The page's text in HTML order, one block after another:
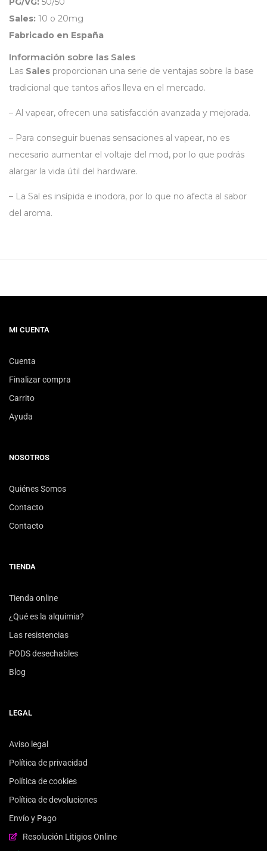
Sales: 10 o 20mg
Fabricado en España
Información sobre las Sales
Las Sales proporcionan una serie de ventajas sobre la base
tradicional que tantos años lleva en el mercado.
– Al vapear, ofrecen una satisfacción avanzada y mejorada.
– Para conseguir buenas sensaciones al vapear, no es
necesario aumentar el voltaje del mod, por lo que podrás
alargar la vida útil del hardware.
– La Sal es insípida e inodora, por lo que no afecta al sabor
del aroma.
MI CUENTA
Cuenta
Finalizar compra
Carrito
Ayuda
NOSOTROS
Quiénes Somos
Contacto
Contacto
TIENDA
Tienda online
¿Qué es la alquimia?
Las resistencias
PODS desechables
Blog
LEGAL
Aviso legal
Política de privacidad
Política de cookies
Política de devoluciones
Envío y Pago
Resolución Litigios Online